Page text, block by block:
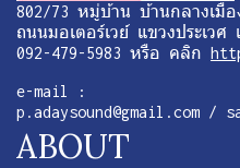
802/73 หมู่บ้าน บ้านกลางเมื
ถนนมอเตอร์เวย์ แขวงประเวศ
092-479-5983 หรือ คลิก
e-mail :
p.adaysound@gmail.com /
ABOUT